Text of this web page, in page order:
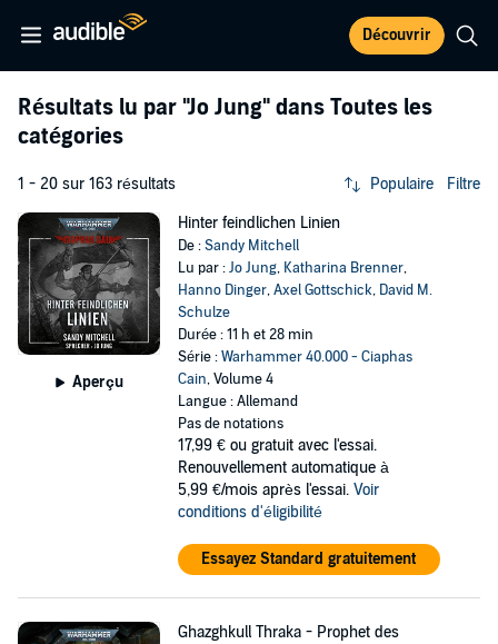
Découvrir
Résultats lu par "Jo Jung" dans Toutes les
catégories
1 - 20 sur 163 résultats Populaire Filtre
Aperçu
Hinter feindlichen Linien
De :Sandy Mitchell
Lu par :Jo Jung, Katharina Brenner,
Hanno Dinger,Axel Gottschick, David M.
Schulze
Durée : 11 h et 28 min
Série :Warhammer 40.000 - Ciaphas
Cain, Volume 4
Langue : Allemand
Pas de notations
17,99 € ou gratuit avec l'essai.
Renouvellement automatique à
5,99 €/mois après l'essai. Voir
conditions d'éligibilité
Essayez Standard gratuitement
Ghazghkull Thraka - Prophet des